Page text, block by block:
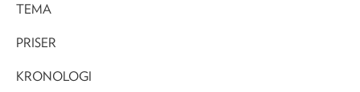
TEMA
PRISER
KRONOLOGI